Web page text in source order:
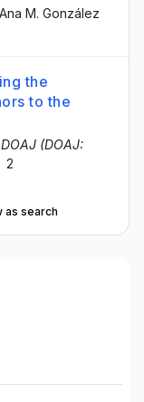
, Ana M. González
the
to the
DOAJ (DOAJ:
2
as search